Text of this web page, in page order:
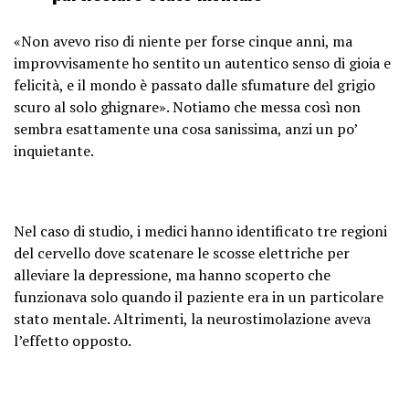
«Non avevo riso di niente per forse cinque anni, ma
improvvisamente ho sentito un autentico senso di gioia e
felicità, e il mondo è passato dalle sfumature del grigio
scuro al solo ghignare». Notiamo che messa così non
sembra esattamente una cosa sanissima, anzi un po’
inquietante.
Nel caso di studio, i medici hanno identificato tre regioni
del cervello dove scatenare le scosse elettriche per
alleviare la depressione, ma hanno scoperto che
funzionava solo quando il paziente era in un particolare
stato mentale. Altrimenti, la neurostimolazione aveva
l’effetto opposto.